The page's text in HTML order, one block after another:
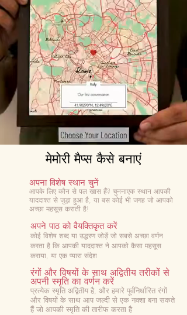
मेमोरी मैप्स कैसे बनाएं
अपना विशेष स्थान चुनें
आपके लिए कौन से पल खास हैं? चुननाएक स्थान आपकी
याददाश्त से जुड़ा हुआ है, या बस कोई भी जगह जो आपको
अच्छा महसूस कराती है!
अपने पाठ को वैयक्तिकृत करें
कोई विशेष शब्द या उद्धरण जोड़ें जो सबसे अच्छा वर्णन
करता है कि आपकी याददाश्त ने आपको कैसा महसूस
कराया, या एक प्यारा संदेश
रंगों और विषयों के साथ अद्वितीय तरीकों से
अपनी स्मृति का वर्णन करें
प्रत्येक स्मृति अद्वितीय है, और हमारे पूर्वनिर्धारित रंगों
और विषयों के साथ आप जल्दी से एक नक्शा बना सकते
हैं जो आपकी स्मृति की तारीफ करता है